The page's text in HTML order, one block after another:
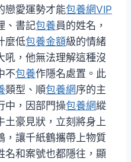
戀愛運勢才能包養網VIP
、書記包養員的姓名，
麼低包養金額級的情緒
吼，他無法理解這種沒
不包養作隱名處置。此
類型、順包養網序的主
中，因部門操包養網縱
土豪見狀，立刻將身上
，讓千紙鶴攜帶上物質
名和案號也都隱往，顯